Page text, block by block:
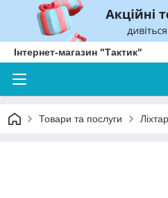
Інтернет-магазин "Тактик"
Товари та послуги